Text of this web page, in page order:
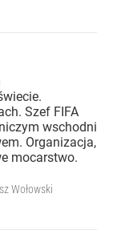
Szef FIFA
wschodni
Organizacja,
mocarstwo.
Wołowski